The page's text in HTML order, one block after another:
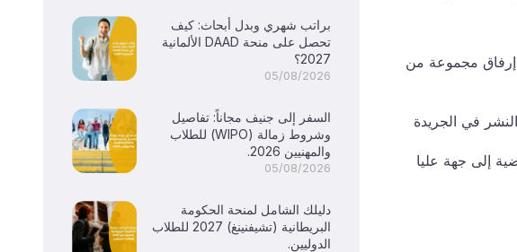
إرفاق مجموعة من
مدة أقصاها عشرة (10) أيام من تاريخ النشر في الجريدة
خلال خمسة (5) أيام، أو إحالة القضية إلى جهة عليا
براتب شهري وبدل أبحاث: كيف
تحصل على منحة DAAD الألمانية
2027؟
05/08/2026
السفر إلى جنيف مجاناً: تفاصيل
وشروط زمالة (WIPO) للطلاب
والمهنيين 2026.
05/08/2026
دليلك الشامل لمنحة الحكومة
البريطانية (تشيفنينغ) 2027 للطلاب
الدوليين.